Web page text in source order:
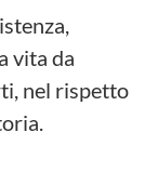
vita da
nel rispetto